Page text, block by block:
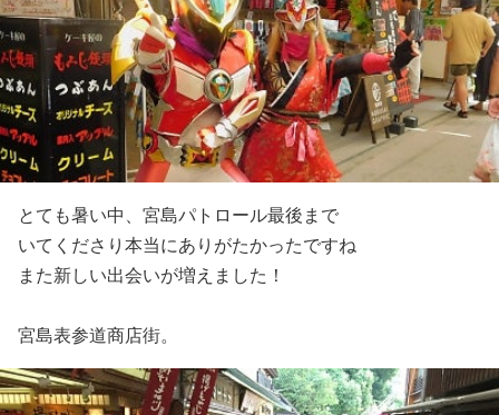
とても暑い中、宮島パトロール最後まで
いてくださり本当にありがたかったですね
また新しい出会いが増えました！
宮島表参道商店街。